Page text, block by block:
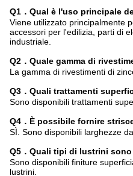
Q1．Qual è l'uso principale
Viene utilizzato principalmente
accessori per l'edilizia, parti di
industriale.
Q2．Quale gamma di
La gamma di rivestimenti di
Q3．Quali trattamenti
Sono disponibili trattamenti
Q4．È possibile fornire
SÌ. Sono disponibili larghezze
Q5．Quali tipi di lustrini
Sono disponibili finiture
lustrini.